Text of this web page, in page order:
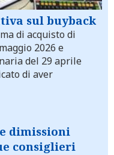
sul buyback
di acquisto di
2026 e
del 29 aprile
di aver
dimissioni
consiglieri